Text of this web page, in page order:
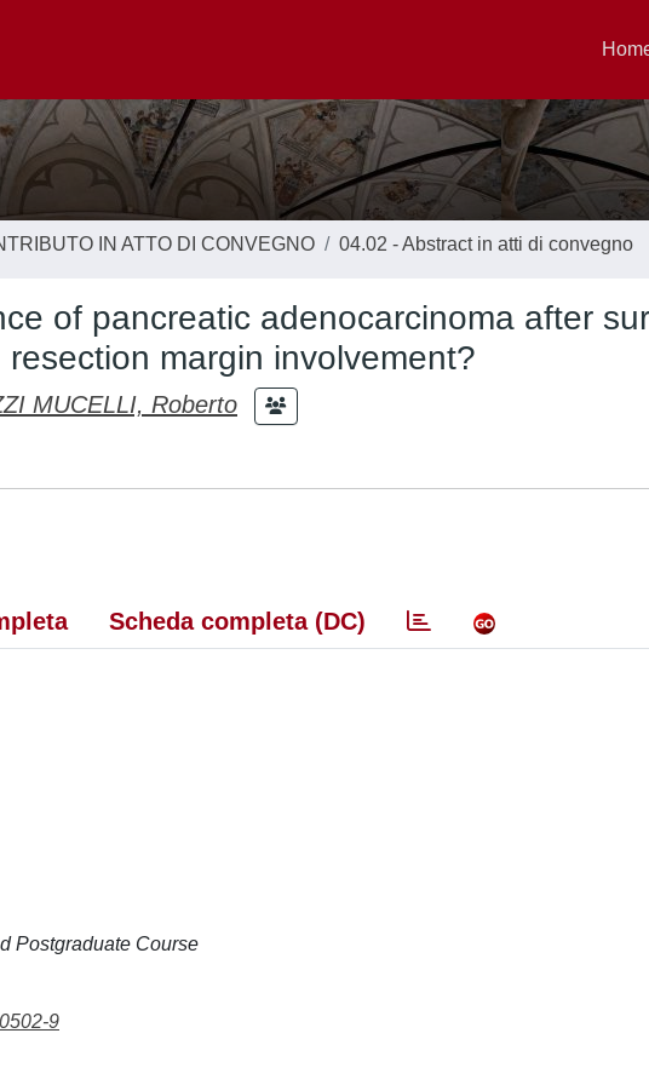
IN ATTO DI CONVEGNO 04.02 - Abstract in atti di convegno
of pancreatic adenocarcinoma after
margin involvement?
MUCELLI, Roberto
Scheda completa (DC)
Postgraduate Course
9